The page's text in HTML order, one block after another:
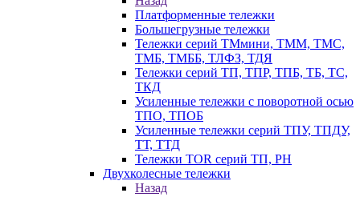
Платформенные тележки
Большегрузные тележки
Тележки серий ТМмини, ТММ, ТМС,
ТМБ, ТМББ, ТЛФЗ, ТДЯ
Тележки серий ТП, ТПР, ТПБ, ТБ, ТС,
ТКД
Усиленные тележки с поворотной осью
ТПО, ТПОБ
Усиленные тележки серий ТПУ, ТПДУ,
ТТ, ТТД
Тележки TOR серий ТП, PH
Двухколесные тележки
Назад